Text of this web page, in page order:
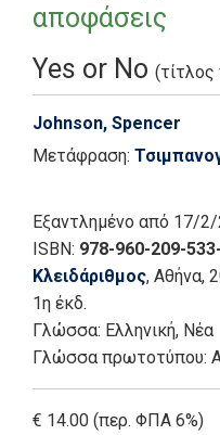
αποφάσεις
Yes or No
Johnson, Spencer
Μετάφραση:
Εξαντλημένο από 17/2/
ISBN: 978-960-209-
Κλειδάριθμος, Αθήνα,
1η έκδ.
Γλώσσα: Ελληνική, Νέα
Γλώσσα πρωτοτύπου:
€ 14.00 (περ. ΦΠΑ 6%)